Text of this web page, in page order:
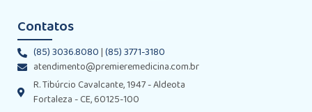
Contatos
(85) 3036.8080|(85) 3771-3180
atendimento@premieremedicina.com.br
R. Tibúrcio Cavalcante, 1947 - Aldeota
Fortaleza - CE, 60125-100